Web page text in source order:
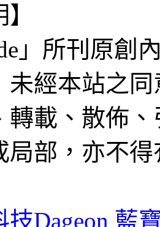
」所刊原創
未經本站之
轉載、散佈
局部，亦不
技Dageon 藍